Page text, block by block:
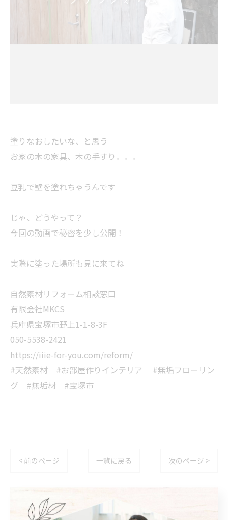
塗りなおしたいな、と思う
お家の木の家具、木の手すり。。。
豆乳で壁を塗れちゃうんです
じゃ、どうやって？
今回の動画で秘密を少し公開！
実際に塗った場所も見に来てね
自然素材リフォーム相談窓口
有限会社MKCS
兵庫県宝塚市野上1-1-8-3F
050-5538-2421
https://iiie-for-you.com/reform/
#天然素材 #お部屋作りインテリア #無垢フローリン
グ #無垢材 #宝塚市
< 前のページ 一覧に戻る 次のページ >
関連タグ